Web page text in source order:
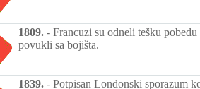
1809. - Francuzi su odneli tešku
povukli sa bojišta.
1839. - Potpisan Londonski sporazum